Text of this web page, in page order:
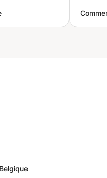
et
qu’il
Belgique